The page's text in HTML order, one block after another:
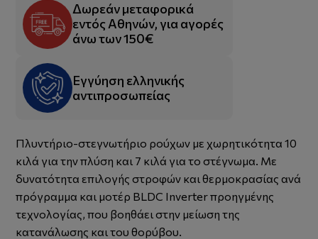
Δωρεάν μεταφορικά
εντός Αθηνών, για αγορές
άνω των 150€
Εγγύηση ελληνικής
αντιπροσωπείας
Πλυντήριο-στεγνωτήριο ρούχων με χωρητικότητα 10
κιλά για την πλύση και 7 κιλά για το στέγνωμα. Με
δυνατότητα επιλογής στροφών και θερμοκρασίας ανά
πρόγραμμα και μοτέρ BLDC Inverter προηγμένης
τεχνολογίας, που βοηθάει στην μείωση της
κατανάλωσης και του θορύβου.